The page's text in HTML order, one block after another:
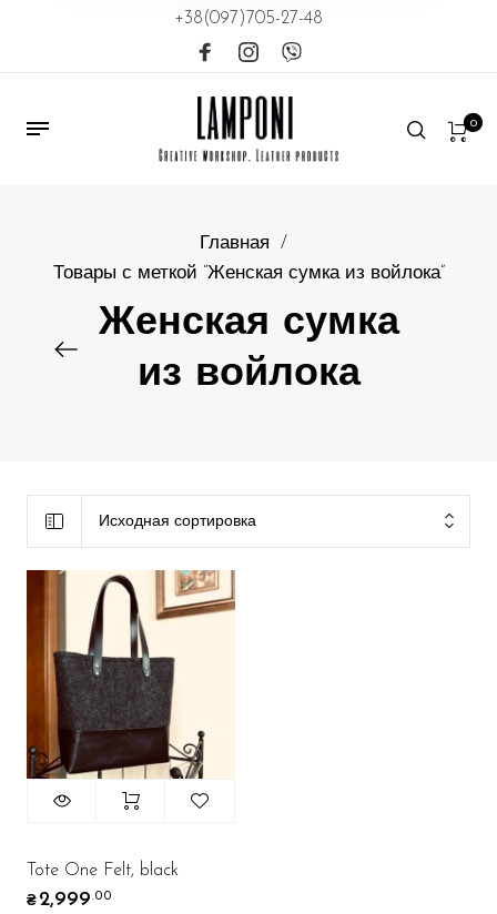
+38(097)705-27-48
0
Главная
/
Товары с меткой “Женская сумка из войлока”
Женская сумка
из войлока
Исходная сортировка
Tote One Felt, black
₴ 2,999.00